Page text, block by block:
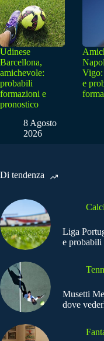
Udinese
Barcellona,
amichevole:
probabili
formazioni e
pronostico
8 Agosto
2026
Vigo:
e
Di tendenza
Liga
e
Musetti
dove